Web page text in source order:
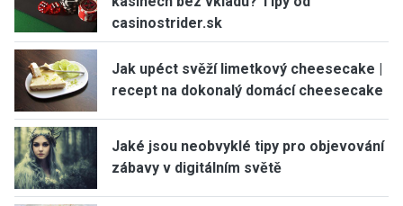
casinostrider.sk
Jak upéct svěží limetkový cheesecake |
recept na dokonalý domácí cheesecake
Jaké jsou neobvyklé tipy pro objevování
zábavy v digitálním světě